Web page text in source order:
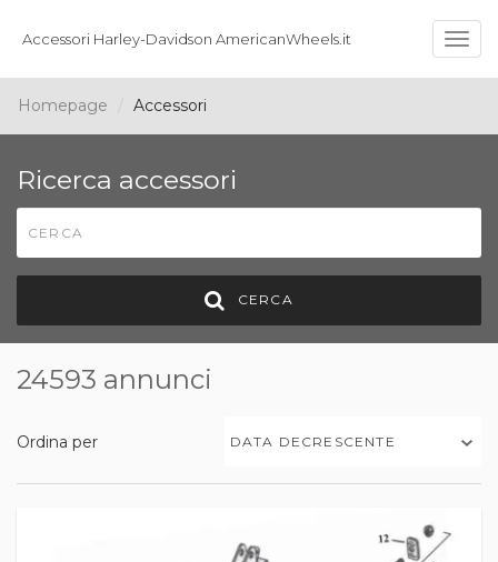
Accessori Harley-Davidson AmericanWheels.it
Homepage Accessori
Ricerca accessori
CERCA
24593 annunci
Ordina per DATA DECRESCENTE